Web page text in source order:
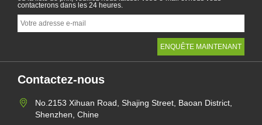
contacterons dans les 24 heures.
Contactez-nous
No.2153 Xihuan Road, Shajing Street, Baoan District,
Shenzhen, Chine